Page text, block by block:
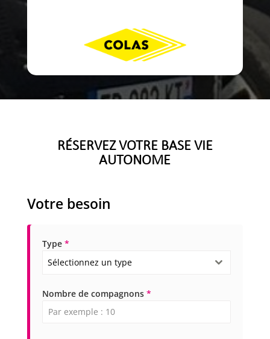
RÉSERVEZ VOTRE BASE VIE
AUTONOME
Votre besoin
Type *
Sélectionnez un type
Nombre de compagnons *